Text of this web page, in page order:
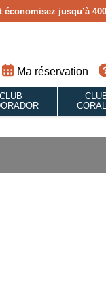
jusqu’à
Ma réservation
CLUB